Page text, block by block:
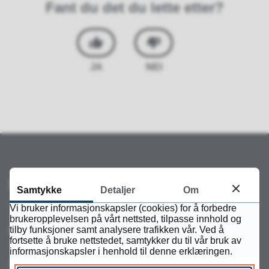
Fant du det du lette etter?
JA NEI
Kontakt
Sentralbord: 73 81 67 00
Åpningstider
Samtykke Detaljer
Om
Vi bruker informasjonskapsler (cookies) for å forbedre
brukeropplevelsen på vårt nettsted, tilpasse innhold og
tilby funksjoner samt analysere trafikken vår. Ved å
fortsette å bruke nettstedet, samtykker du til vår bruk av
informasjonskapsler i henhold til denne erklæringen.